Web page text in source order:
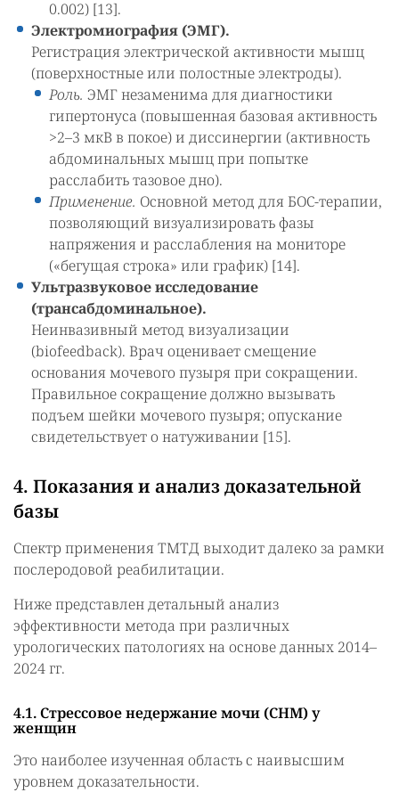
0.002) [13].
Электромиография (ЭМГ).
Регистрация электрической активности мышц
(поверхностные или полостные электроды).
Роль. ЭМГ незаменима для диагностики
гипертонуса (повышенная базовая активность
>2–3 мкВ в покое) и диссинергии (активность
абдоминальных мышц при попытке
расслабить тазовое дно).
Применение. Основной метод для БОС-терапии,
позволяющий визуализировать фазы
напряжения и расслабления на мониторе
(«бегущая строка» или график) [14].
Ультразвуковое исследование
(трансабдоминальное).
Неинвазивный метод визуализации
(biofeedback). Врач оценивает смещение
основания мочевого пузыря при сокращении.
Правильное сокращение должно вызывать
подъем шейки мочевого пузыря; опускание
свидетельствует о натуживании [15].
4. Показания и анализ доказательной
базы
Спектр применения ТМТД выходит далеко за рамки
послеродовой реабилитации.
Ниже представлен детальный анализ
эффективности метода при различных
урологических патологиях на основе данных 2014–
2024 гг.
4.1. Стрессовое недержание мочи (СНМ) у
женщин
Это наиболее изученная область с наивысшим
уровнем доказательности.